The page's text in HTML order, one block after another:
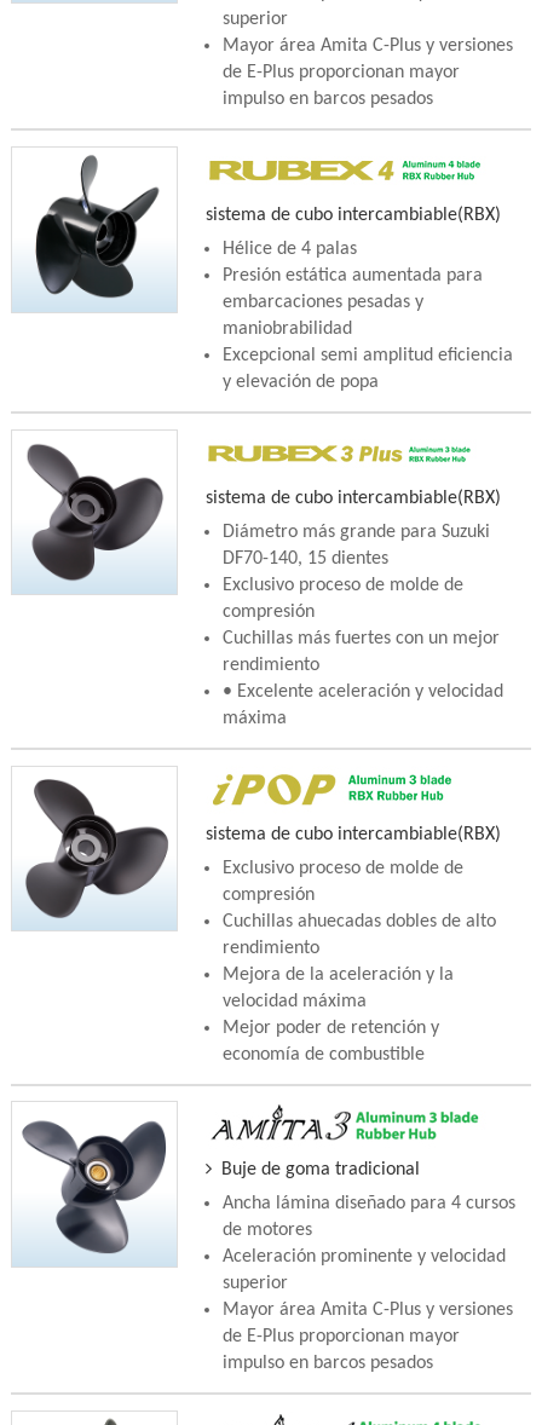
superior
Mayor área Amita C-Plus y versiones
de E-Plus proporcionan mayor
impulso en barcos pesados
sistema de cubo intercambiable(RBX)
Hélice de 4 palas
Presión estática aumentada para
embarcaciones pesadas y
maniobrabilidad
Excepcional semi amplitud eficiencia
y elevación de popa
sistema de cubo intercambiable(RBX)
Diámetro más grande para Suzuki
DF70-140, 15 dientes
Exclusivo proceso de molde de
compresión
Cuchillas más fuertes con un mejor
rendimiento
• Excelente aceleración y velocidad
máxima
sistema de cubo intercambiable(RBX)
Exclusivo proceso de molde de
compresión
Cuchillas ahuecadas dobles de alto
rendimiento
Mejora de la aceleración y la
velocidad máxima
Mejor poder de retención y
economía de combustible
Buje de goma tradicional
Ancha lámina diseñado para 4 cursos
de motores
Aceleración prominente y velocidad
superior
Mayor área Amita C-Plus y versiones
de E-Plus proporcionan mayor
impulso en barcos pesados